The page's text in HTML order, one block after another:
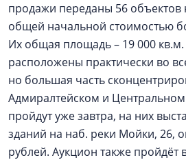
продажи переданы 56 объектов
общей начальной стоимостью
Их общая площадь – 19 000
расположены практически во
но большая часть
Адмиралтейском и
пройдут уже завтра, на них
зданий на наб. реки Мойки, 26,
рублей. Аукцион также пройдёт